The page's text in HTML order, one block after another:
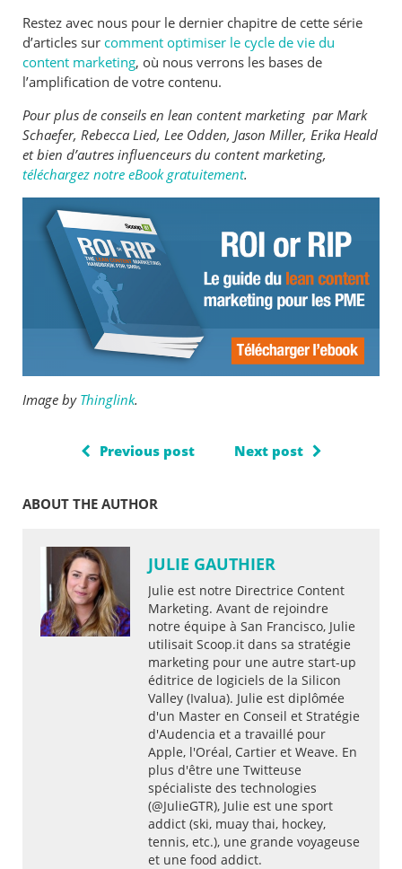
Restez avec nous pour le dernier chapitre de cette série
d’articles sur comment optimiser le cycle de vie du
content marketing, où nous verrons les bases de
l’amplification de votre contenu.
Pour plus de conseils en lean content marketing par Mark
Schaefer, Rebecca Lied, Lee Odden, Jason Miller, Erika Heald
et bien d’autres influenceurs du content marketing,
téléchargez notre eBook gratuitement.
Image by Thinglink.
Previous post Next post
ABOUT THE AUTHOR
JULIE GAUTHIER
Julie est notre Directrice Content
Marketing. Avant de rejoindre
notre équipe à San Francisco, Julie
utilisait Scoop.it dans sa stratégie
marketing pour une autre start-up
éditrice de logiciels de la Silicon
Valley (Ivalua). Julie est diplômée
d'un Master en Conseil et Stratégie
d'Audencia et a travaillé pour
Apple, l'Oréal, Cartier et Weave. En
plus d'être une Twitteuse
spécialiste des technologies
(@JulieGTR), Julie est une sport
addict (ski, muay thai, hockey,
tennis, etc.), une grande voyageuse
et une food addict.